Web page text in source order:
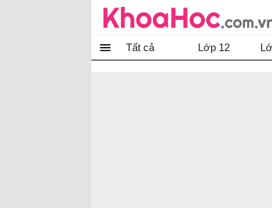
Tất cả Lớp 12